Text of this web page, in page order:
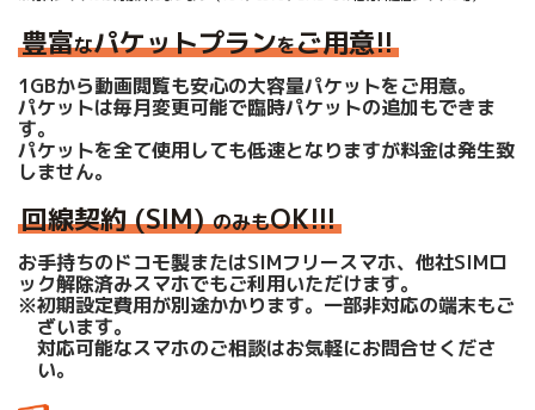
豊富なパケットプランをご用意!!
1GBから動画閲覧も安心の大容量パケットをご用意。
パケットは毎月変更可能で臨時パケットの追加もできま
す。
パケットを全て使用しても低速となりますが料金は発生致
しません。
回線契約 (SIM)のみもOK!!!
お手持ちのドコモ製またはSIMフリースマホ、他社SIMロ
ック解除済みスマホでもご利用いただけます。
※初期設定費用が別途かかります。一部非対応の端末もご
ざいます。
対応可能なスマホのご相談はお気軽にお問合せくださ
い。